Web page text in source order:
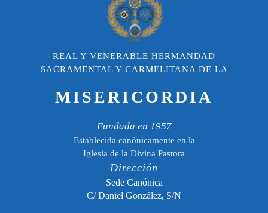
REAL Y VENERABLE HERMANDAD
SACRAMENTAL Y CARMELITANA DE LA
MISERICORDIA
Fundada en 1957
Establecida canónicamente en la
Iglesia de la Divina Pastora
Dirección
Sede Canónica
C/ Daniel González, S/N